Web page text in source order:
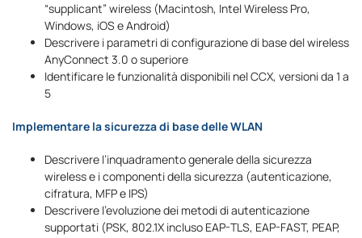
“supplicant” wireless (Macintosh, Intel Wireless Pro,
Windows, iOS e Android)
Descrivere i parametri di configurazione di base del wireless
AnyConnect 3.0 o superiore
Identificare le funzionalità disponibili nel CCX, versioni da 1 a
5
Implementare la sicurezza di base delle WLAN
Descrivere l’inquadramento generale della sicurezza
wireless e i componenti della sicurezza (autenticazione,
cifratura, MFP e IPS)
Descrivere l’evoluzione dei metodi di autenticazione
supportati (PSK, 802.1X incluso EAP-TLS, EAP-FAST, PEAP,